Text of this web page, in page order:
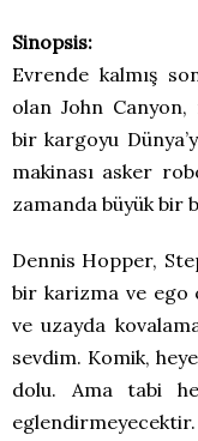
Sinopsis:
Evrende kalmış
olan John
bir kargoyu
makinası asker
zamanda büyük bir
Dennis Hopper,
bir karizma ve ego
ve uzayda
sevdim. Komik,
dolu. Ama tabi